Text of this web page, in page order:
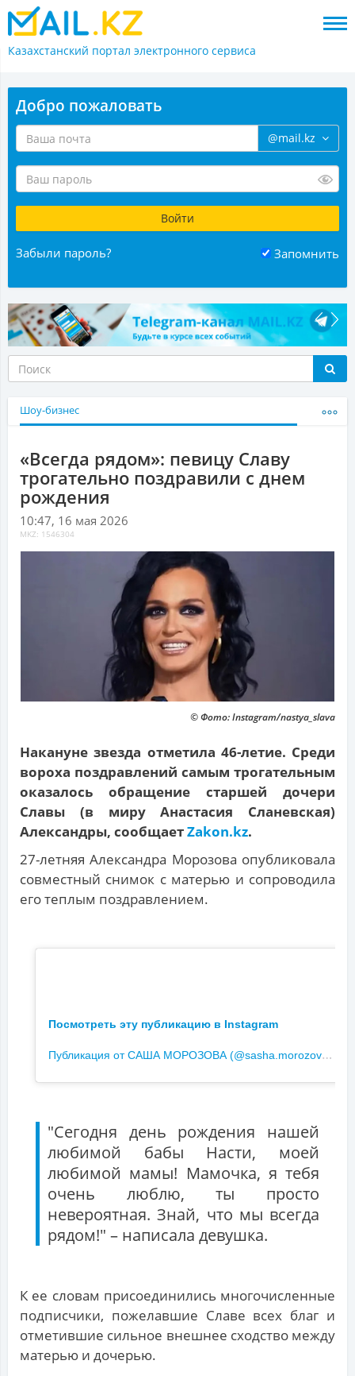
Казахстанский портал электронного сервиса
Добро пожаловать
@mail.kz
Забыли пароль? Запомнить
Шоу-бизнес
«Всегда рядом»: певицу Славу
трогательно поздравили с днем
рождения
10:47, 16 мая 2026
MKZ: 1546304
© Фото: Instagram/nastya_slava
Накануне звезда отметила 46-летие. Среди
вороха поздравлений самым трогательным
оказалось обращение старшей дочери
Славы (в миру Анастасия Сланевская)
Александры, сообщаетZakon.kz.
27-летняя Александра Морозова опубликовала
совместный снимок с матерью и сопроводила
его теплым поздравлением.
Посмотреть эту публикацию в Instagram
П
убликация от САША МОРОЗОВА (@sasha.morozovaaa)
"Сегодня день рождения нашей
любимой бабы Насти, моей
любимой мамы! Мамочка, я тебя
очень люблю, ты просто
невероятная. Знай, что мы всегда
рядом!" – написала девушка.
К ее словам присоединились многочисленные
подписчики, пожелавшие Славе всех благ и
отметившие сильное внешнее сходство между
матерью и дочерью.